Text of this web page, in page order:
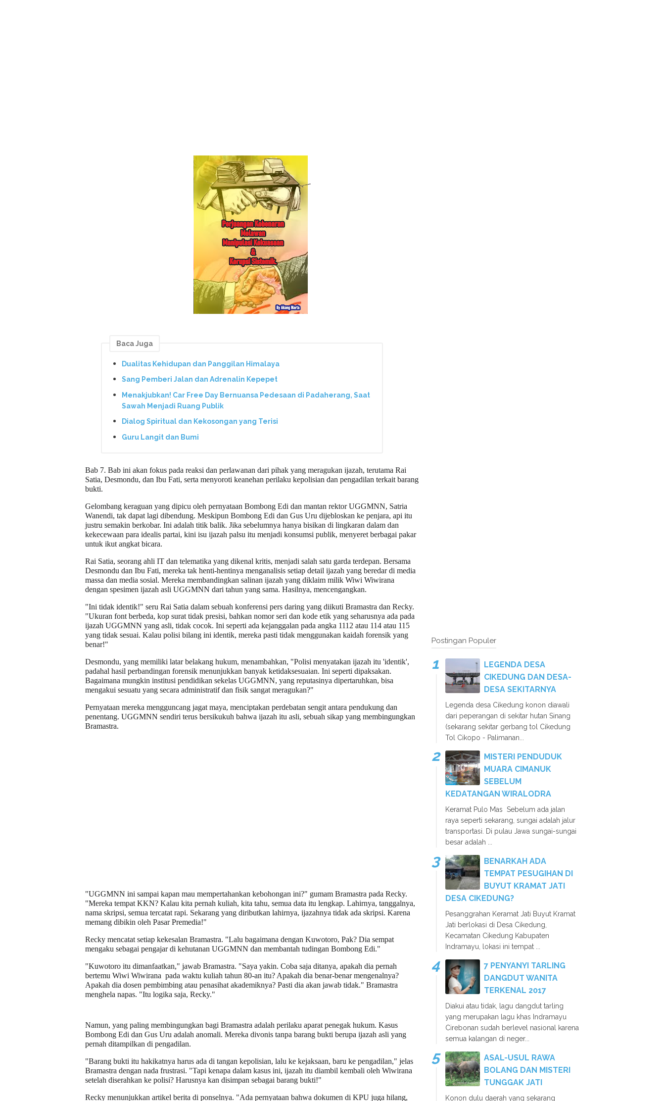
Baca Juga
Dualitas Kehidupan dan Panggilan Himalaya
Sang Pemberi Jalan dan Adrenalin Kepepet
Menakjubkan! Car Free Day Bernuansa Pedesaan di Padaherang, Saat
Sawah Menjadi Ruang Publik
Dialog Spiritual dan Kekosongan yang Terisi
Guru Langit dan Bumi
Bab 7. Bab ini akan fokus pada reaksi dan perlawanan dari pihak yang meragukan ijazah, terutama Rai
Satia, Desmondu, dan Ibu Fati, serta menyoroti keanehan perilaku kepolisian dan pengadilan terkait barang
bukti.
Gelombang keraguan yang dipicu oleh pernyataan Bombong Edi dan mantan rektor UGGMNN, Satria
Wanendi, tak dapat lagi dibendung. Meskipun Bombong Edi dan Gus Uru dijebloskan ke penjara, api itu
justru semakin berkobar. Ini adalah titik balik. Jika sebelumnya hanya bisikan di lingkaran dalam dan
kekecewaan para idealis partai, kini isu ijazah palsu itu menjadi konsumsi publik, menyeret berbagai pakar
untuk ikut angkat bicara.
Rai Satia, seorang ahli IT dan telematika yang dikenal kritis, menjadi salah satu garda terdepan. Bersama
Desmondu dan Ibu Fati, mereka tak henti-hentinya menganalisis setiap detail ijazah yang beredar di media
massa dan media sosial. Mereka membandingkan salinan ijazah yang diklaim milik Wiwi Wiwirana
dengan spesimen ijazah asli UGGMNN dari tahun yang sama. Hasilnya, mencengangkan.
"Ini tidak identik!" seru Rai Satia dalam sebuah konferensi pers daring yang diikuti Bramastra dan Recky.
"Ukuran font berbeda, kop surat tidak presisi, bahkan nomor seri dan kode etik yang seharusnya ada pada
ijazah UGGMNN yang asli, tidak cocok. Ini seperti ada kejanggalan pada angka 1112 atau 114 atau 115
yang tidak sesuai. Kalau polisi bilang ini identik, mereka pasti tidak menggunakan kaidah forensik yang
benar!"
Desmondu, yang memiliki latar belakang hukum, menambahkan, "Polisi menyatakan ijazah itu 'identik',
padahal hasil perbandingan forensik menunjukkan banyak ketidaksesuaian. Ini seperti dipaksakan.
Bagaimana mungkin institusi pendidikan sekelas UGGMNN, yang reputasinya dipertaruhkan, bisa
mengakui sesuatu yang secara administratif dan fisik sangat meragukan?"
Pernyataan mereka mengguncang jagat maya, menciptakan perdebatan sengit antara pendukung dan
penentang. UGGMNN sendiri terus bersikukuh bahwa ijazah itu asli, sebuah sikap yang membingungkan
Bramastra.
"UGGMNN ini sampai kapan mau mempertahankan kebohongan ini?" gumam Bramastra pada Recky.
"Mereka tempat KKN? Kalau kita pernah kuliah, kita tahu, semua data itu lengkap. Lahirnya, tanggalnya,
nama skripsi, semua tercatat rapi. Sekarang yang diributkan lahirnya, ijazahnya tidak ada skripsi. Karena
memang dibikin oleh Pasar Premedia!"
Recky mencatat setiap kekesalan Bramastra. "Lalu bagaimana dengan Kuwotoro, Pak? Dia sempat
mengaku sebagai pengajar di kehutanan UGGMNN dan membantah tudingan Bombong Edi."
"Kuwotoro itu dimanfaatkan," jawab Bramastra. "Saya yakin. Coba saja ditanya, apakah dia pernah
bertemu Wiwi Wiwirana pada waktu kuliah tahun 80-an itu? Apakah dia benar-benar mengenalnya?
Apakah dia dosen pembimbing atau penasihat akademiknya? Pasti dia akan jawab tidak." Bramastra
menghela napas. "Itu logika saja, Recky."
Namun, yang paling membingungkan bagi Bramastra adalah perilaku aparat penegak hukum. Kasus
Bombong Edi dan Gus Uru adalah anomali. Mereka divonis tanpa barang bukti berupa ijazah asli yang
pernah ditampilkan di pengadilan.
"Barang bukti itu hakikatnya harus ada di tangan kepolisian, lalu ke kejaksaan, baru ke pengadilan," jelas
Bramastra dengan nada frustrasi. "Tapi kenapa dalam kasus ini, ijazah itu diambil kembali oleh Wiwirana
setelah diserahkan ke polisi? Harusnya kan disimpan sebagai barang bukti!"
Recky menunjukkan artikel berita di ponselnya. "Ada pernyataan bahwa dokumen di KPU juga hilang,
Postingan Populer
LEGENDA DESA
CIKEDUNG DAN DESA-
DESA SEKITARNYA
Legenda desa Cikedung konon diawali
dari peperangan di sekitar hutan Sinang
(sekarang sekitar gerbang tol Cikedung
Tol Cikopo - Palimanan...
MISTERI PENDUDUK
MUARA CIMANUK
SEBELUM
KEDATANGAN WIRALODRA
Keramat Pulo Mas Sebelum ada jalan
raya seperti sekarang, sungai adalah jalur
transportasi. Di pulau Jawa sungai-sungai
besar adalah ...
BENARKAH ADA
TEMPAT PESUGIHAN DI
BUYUT KRAMAT JATI
DESA CIKEDUNG?
Pesanggrahan Keramat Jati Buyut Kramat
Jati berlokasi di Desa Cikedung,
Kecamatan Cikedung Kabupaten
Indramayu, lokasi ini tempat ...
7 PENYANYI TARLING
DANGDUT WANITA
TERKENAL 2017
Diakui atau tidak, lagu dangdut tarling
yang merupakan lagu khas Indramayu
Cirebonan sudah berlevel nasional karena
semua kalangan di neger...
ASAL-USUL RAWA
BOLANG DAN MISTERI
TUNGGAK JATI
Konon dulu daerah yang sekarang